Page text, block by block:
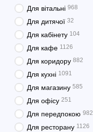
Для вітальні 968
Для дитячої 32
Для кабінету 104
Для кафе 1126
Для коридору 882
Для кухні 1091
Для магазину 585
Для офісу 251
Для передпокою 982
Для ресторану 1126